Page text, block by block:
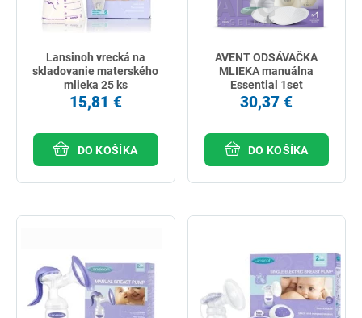
Lansinoh vrecká na
skladovanie materského
mlieka 25 ks
15,81 €
DO KOŠÍKA
AVENT ODSÁVAČKA
MLIEKA manuálna
Essential 1set
30,37 €
DO KOŠÍKA